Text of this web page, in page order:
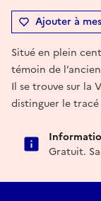
Ajouter à
Situé en plein
témoin de
Il se trouve sur la
distinguer le tracé
Gratuit.